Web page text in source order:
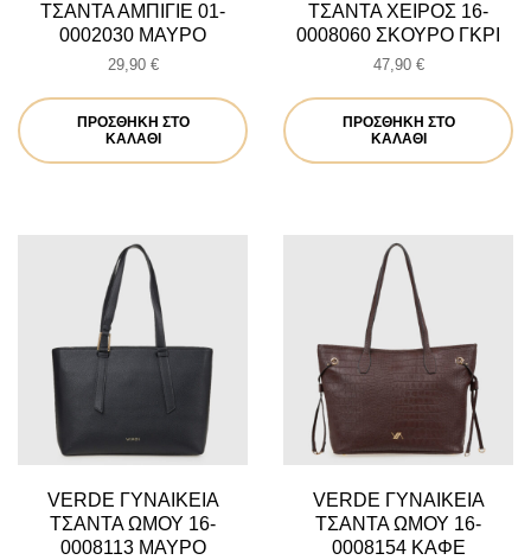
ΤΣΑΝΤΑ ΑΜΠΙΓΙΕ 01-
0002030 ΜΑΥΡΟ
29,90 €
ΠΡΟΣΘΉΚΗ ΣΤΟ
ΚΑΛΆΘΙ
ΤΣΑΝΤΑ ΧΕΙΡΟΣ 16-
0008060 ΣΚΟΥΡΟ ΓΚΡΙ
47,90 €
ΠΡΟΣΘΉΚΗ ΣΤΟ
ΚΑΛΆΘΙ
VERDE ΓΥΝΑΙΚΕΙΑ
ΤΣΑΝΤΑ ΩΜΟΥ 16-
0008113 ΜΑΥΡΟ
VERDE ΓΥΝΑΙΚΕΙΑ
ΤΣΑΝΤΑ ΩΜΟΥ 16-
0008154 ΚΑΦΕ